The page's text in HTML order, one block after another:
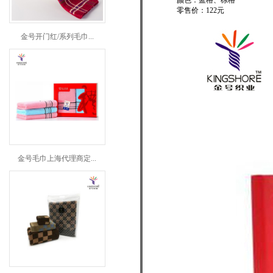
金号开门红/系列毛巾...
金号毛巾上海代理商定...
零售价：122元